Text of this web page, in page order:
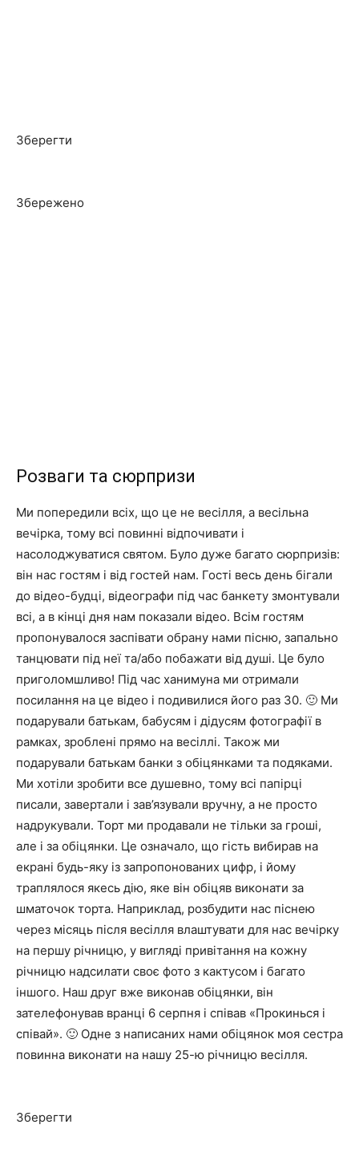
Зберегти
Збережено
Розваги та сюрпризи
Ми попередили всіх, що це не весілля, а весільна
вечірка, тому всі повинні відпочивати і
насолоджуватися святом. Було дуже багато сюрпризів:
він нас гостям і від гостей нам. Гості весь день бігали
до відео-будці, відеографи під час банкету змонтували
всі, а в кінці дня нам показали відео. Всім гостям
пропонувалося заспівати обрану нами пісню, запально
танцювати під неї та/або побажати від душі. Це було
приголомшливо! Під час ханимуна ми отримали
посилання на це відео і подивилися його раз 30. 🙂 Ми
подарували батькам, бабусям і дідусям фотографії в
рамках, зроблені прямо на весіллі. Також ми
подарували батькам банки з обіцянками та подяками.
Ми хотіли зробити все душевно, тому всі папірці
писали, завертали і зав’язували вручну, а не просто
надрукували. Торт ми продавали не тільки за гроші,
але і за обіцянки. Це означало, що гість вибирав на
екрані будь-яку із запропонованих цифр, і йому
траплялося якесь дію, яке він обіцяв виконати за
шматочок торта. Наприклад, розбудити нас піснею
через місяць після весілля влаштувати для нас вечірку
на першу річницю, у вигляді привітання на кожну
річницю надсилати своє фото з кактусом і багато
іншого. Наш друг вже виконав обіцянки, він
зателефонував вранці 6 серпня і співав «Прокинься і
співай». 🙂 Одне з написаних нами обіцянок моя сестра
повинна виконати на нашу 25-ю річницю весілля.
Зберегти